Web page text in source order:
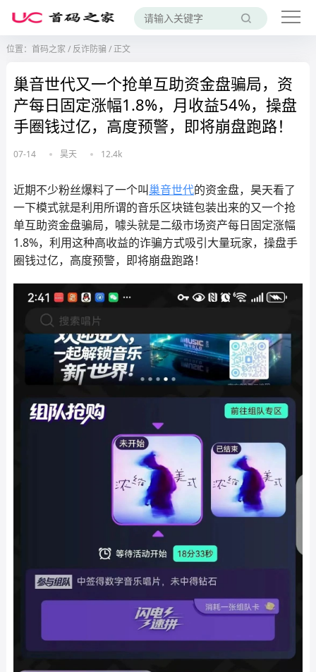
位置： 首码之家 / 反诈防骗 /正文
巢音世代又一个抢单互助资金盘骗局，资
产每日固定涨幅1.8%，月收益54%，操盘
手圈钱过亿，高度预警，即将崩盘跑路！
07-14 昊天 12.4k
近期不少粉丝爆料了一个叫巢音世代的资金盘，昊天看了
一下模式就是利用所谓的音乐区块链包装出来的又一个抢
单互助资金盘骗局，噱头就是二级市场资产每日固定涨幅
1.8%，利用这种高收益的诈骗方式吸引大量玩家，操盘手
圈钱过亿，高度预警，即将崩盘跑路！